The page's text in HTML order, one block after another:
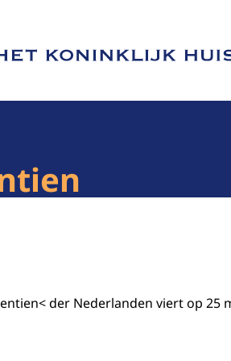
van Het Koninklijk Huis
der Nederlanden viert op 25